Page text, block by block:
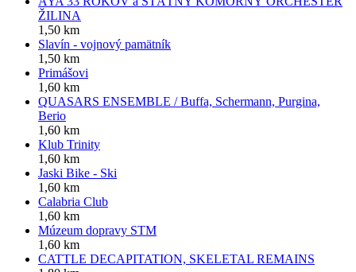
ŽILINA
1,50 km
Slavín - vojnový pamätník
1,50 km
Primášovi
1,60 km
QUASARS ENSEMBLE / Buffa, Schermann, Purgina,
Berio
1,60 km
Klub Trinity
1,60 km
Jaski Bike - Ski
1,60 km
Calabria Club
1,60 km
Múzeum dopravy STM
1,60 km
CATTLE DECAPITATION, SKELETAL REMAINS